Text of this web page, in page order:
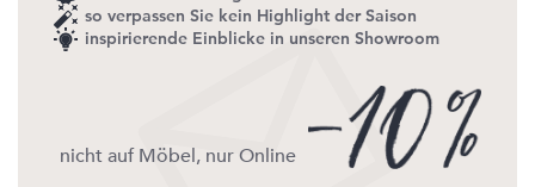
so verpassen Sie kein Highlight der Saison
inspirierende Einblicke in unseren Showroom
nicht auf Möbel, nur Online